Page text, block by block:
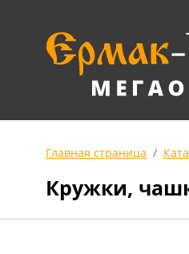
Главная страница
Кружки,